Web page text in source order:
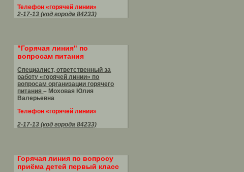
Телефон «горячей линии»
2-17-13 (код города 84233)
"Горячая линия" по
вопросам питания
Специалист, ответственный за
работу «горячей линии» по
вопросам организации горячего
питания– Моховая Юлия
Валерьевна
Телефон «горячей линии»
2-17-13 (код города 84233)
Горячая линия по вопросу
приёма детей первый класс